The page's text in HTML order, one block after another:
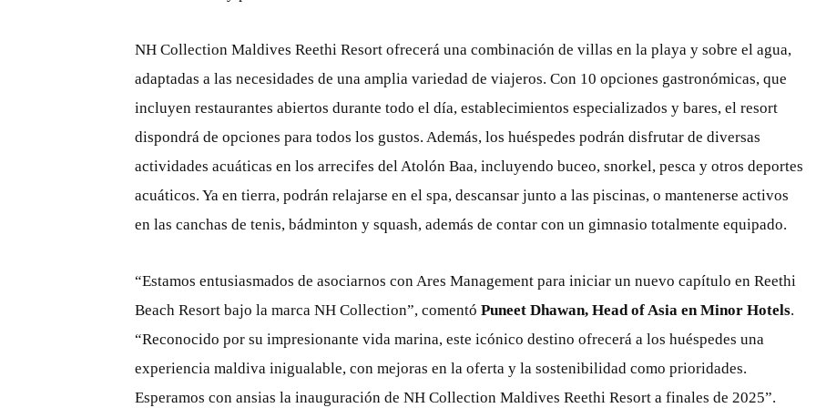
NH Collection Maldives Reethi Resort ofrecerá una combinación de villas en la playa y sobre el agua,
adaptadas a las necesidades de una amplia variedad de viajeros. Con 10 opciones gastronómicas, que
incluyen restaurantes abiertos durante todo el día, establecimientos especializados y bares, el resort
dispondrá de opciones para todos los gustos. Además, los huéspedes podrán disfrutar de diversas
actividades acuáticas en los arrecifes del Atolón Baa, incluyendo buceo, snorkel, pesca y otros deportes
acuáticos. Ya en tierra, podrán relajarse en el spa, descansar junto a las piscinas, o mantenerse activos
en las canchas de tenis, bádminton y squash, además de contar con un gimnasio totalmente equipado.
“Estamos entusiasmados de asociarnos con Ares Management para iniciar un nuevo capítulo en Reethi
Beach Resort bajo la marca NH Collection”, comentó Puneet Dhawan, Head of Asia en Minor Hotels.
“Reconocido por su impresionante vida marina, este icónico destino ofrecerá a los huéspedes una
experiencia maldiva inigualable, con mejoras en la oferta y la sostenibilidad como prioridades.
Esperamos con ansias la inauguración de NH Collection Maldives Reethi Resort a finales de 2025”.